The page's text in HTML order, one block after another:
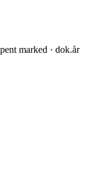
marked · dok.år